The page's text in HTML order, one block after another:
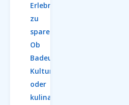
Erlebnis
zu
sparen.
Ob
Badeurlaub,
Kulturentdeckungen
oder
kulinarische